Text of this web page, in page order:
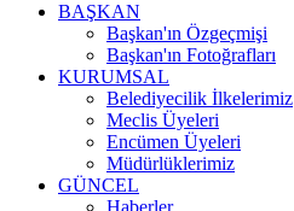
BAŞKAN
Başkan'ın Özgeçmişi
Başkan'ın Fotoğrafları
KURUMSAL
Belediyecilik İlkelerimiz
Meclis Üyeleri
Encümen Üyeleri
Müdürlüklerimiz
GÜNCEL
Haberler